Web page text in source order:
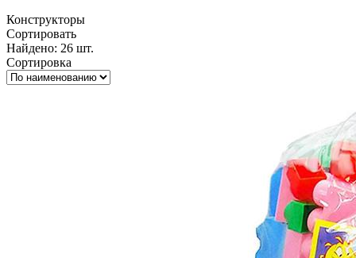
Конструкторы
Сортировать
Найдено: 26 шт.
Сортировка